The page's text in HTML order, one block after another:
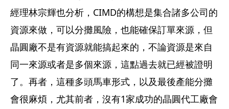
經理林宗輝也分析，CIMD的構想是集合諸多公司的
資源來做，可以分攤風險，也能確保訂單來源，但
晶圓廠不是有資源就能搞起來的，不論資源是來自
同一來源或者是多個來源，這點過去就已經被證明
了。再者，這種多頭馬車形式，以及最後產能分攤
會很麻煩，尤其前者，沒有1家成功的晶圓代工廠會